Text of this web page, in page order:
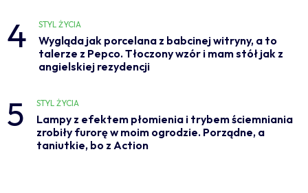
4 STYL ŻYCIA
Wygląda jak porcelana z babcinej witryny, a to
talerze z Pepco. Tłoczony wzór i mam stół jak z
angielskiej rezydencji
5 STYL ŻYCIA
Lampy z efektem płomienia i trybem ściemniania
zrobiły furorę w moim ogrodzie. Porządne, a
taniutkie, bo z Action